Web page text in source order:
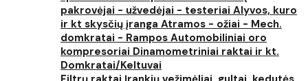
pakrovėjai - užvedėjai - testeriai Alyvos, kuro
ir kt skysčių įranga Atramos - ožiai - Mech.
domkratai - Rampos Automobiliniai oro
kompresoriai Dinamometriniai raktai ir kt.
Domkratai/Keltuvai